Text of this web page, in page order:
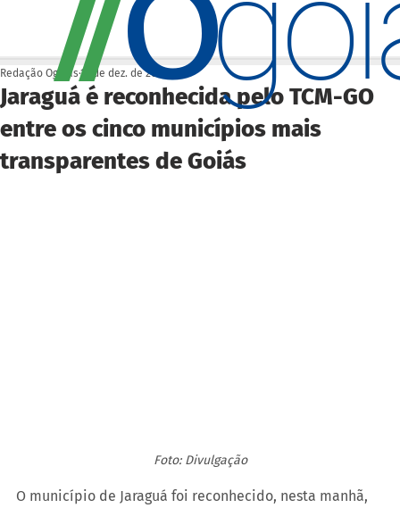
Jaraguá é reconhecida pelo TCM-GO
entre os cinco municípios mais
transparentes de Goiás
Redação Ogoiás 16 de dez. de 2025
Foto: Divulgação
O município de Jaraguá foi reconhecido, nesta manhã,